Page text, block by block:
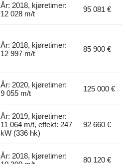
År: 2018, kjøretimer:
12 028 m/t
95 081 €
År: 2018, kjøretimer:
12 997 m/t
85 900 €
År: 2020, kjøretimer:
9 055 m/t
125 000 €
År: 2019, kjøretimer:
11 064 m/t, effekt: 247
kW (336 hk)
92 660 €
År: 2018, kjøretimer:
80 120 €